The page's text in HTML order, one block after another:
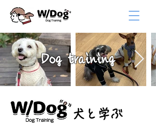
Dog training
犬と学ぶ